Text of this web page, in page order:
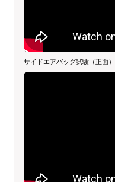
サイドエアバッグ試験（正面）